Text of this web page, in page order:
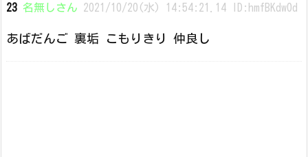
23 名無しさん 2021/10/20(水) 14:54:21.14 ID:hmfBKdw0d
あばだんご 裏垢 こもりきり 仲良し